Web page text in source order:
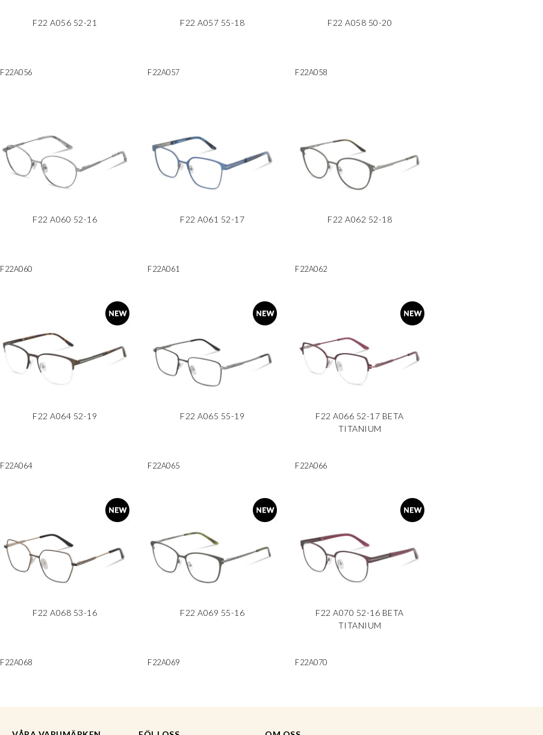
F22 A056 52-21
F22A056
F22 A057 55-18
F22A057
F22 A058 50-20
F22A058
F22 A060 52-16
F22A060
F22 A061 52-17
F22A061
F22 A062 52-18
F22A062
F22 A064 52-19
F22A064
F22 A065 55-19
F22A065
F22 A066 52-17 BETA
TITANIUM
F22A066
F22 A068 53-16
F22A068
F22 A069 55-16
F22A069
F22 A070 52-16 BETA
TITANIUM
F22A070